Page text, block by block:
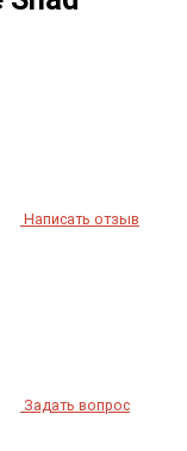
Написать отзыв
Задать вопрос